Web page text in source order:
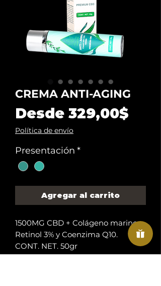
CREMA ANTI-AGING
Desde 329,00$
Política de envío
Presentación *
Agregar al carrito
1500MG CBD + Colágeno marino,
Retinol 3% y Coenzima Q10.
CONT. NET. 50gr